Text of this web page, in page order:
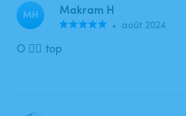
MH Makram H
• août 2024
O 👍🏻 top